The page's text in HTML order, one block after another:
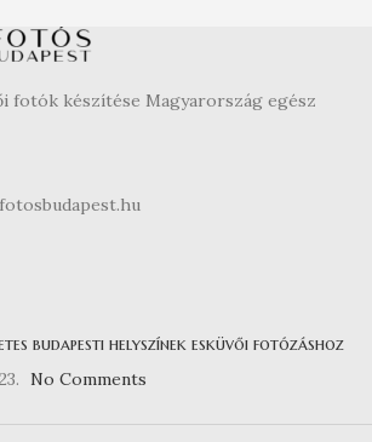
fotók készítése Magyarország egész
budapesti helyszínek esküvői fotózáshoz
No Comments